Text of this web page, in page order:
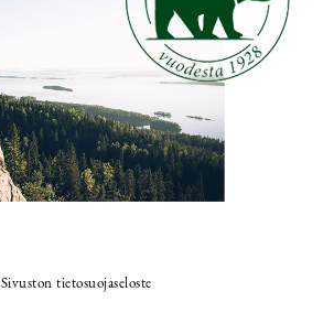
Sivuston tietosuojaseloste